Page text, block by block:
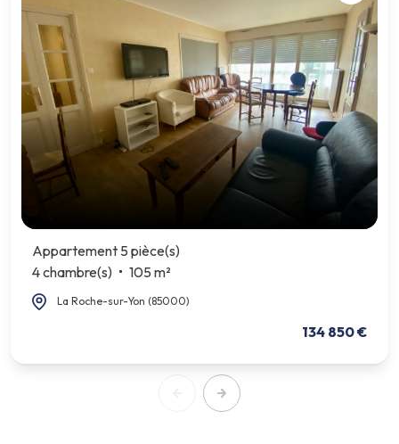
Appartement 5 pièce(s)
4 chambre(s)
105 m²
La Roche-sur-Yon (85000)
134 850 €